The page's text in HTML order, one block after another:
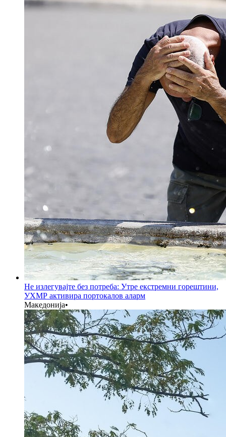
Не излегувајте без потреба: Утре екстремни горештини,
УХМР активира портокалов аларм
Македонија•